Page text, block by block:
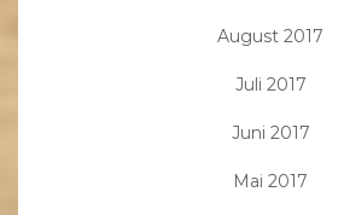
August 2017
Juli 2017
Juni 2017
Mai 2017